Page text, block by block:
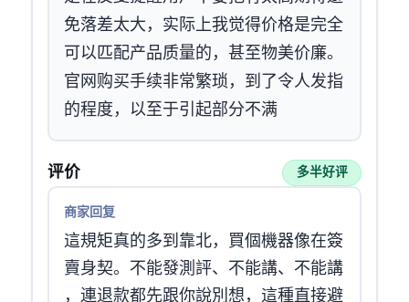
免落差太大，实际上我觉得价格是完全
可以匹配产品质量的，甚至物美价廉。
官网购买手续非常繁琐，到了令人发指
的程度，以至于引起部分MJJ不满
MJJ评价 多半好评
商家回复 · 2026-04-05
這規矩真的多到靠北，買個機器像在簽
賣身契。不能發測評、不能講 IP、不能講
ASN，連退款都先跟你說別想，這種直接避